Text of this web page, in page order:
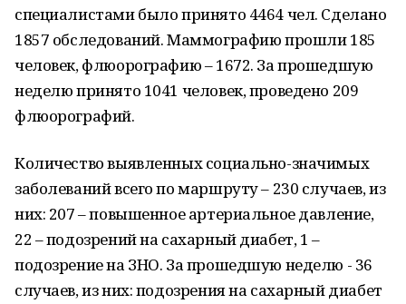
специалистами было принято 4464 чел. Сделано
1857 обследований. Маммографию прошли 185
человек, флюорографию – 1672. За прошедшую
неделю принято 1041 человек, проведено 209
флюорографий.
Количество выявленных социально-значимых
заболеваний всего по маршруту – 230 случаев, из
них: 207 – повышенное артериальное давление,
22 – подозрений на сахарный диабет, 1 –
подозрение на ЗНО. За прошедшую неделю - 36
случаев, из них: подозрения на сахарный диабет